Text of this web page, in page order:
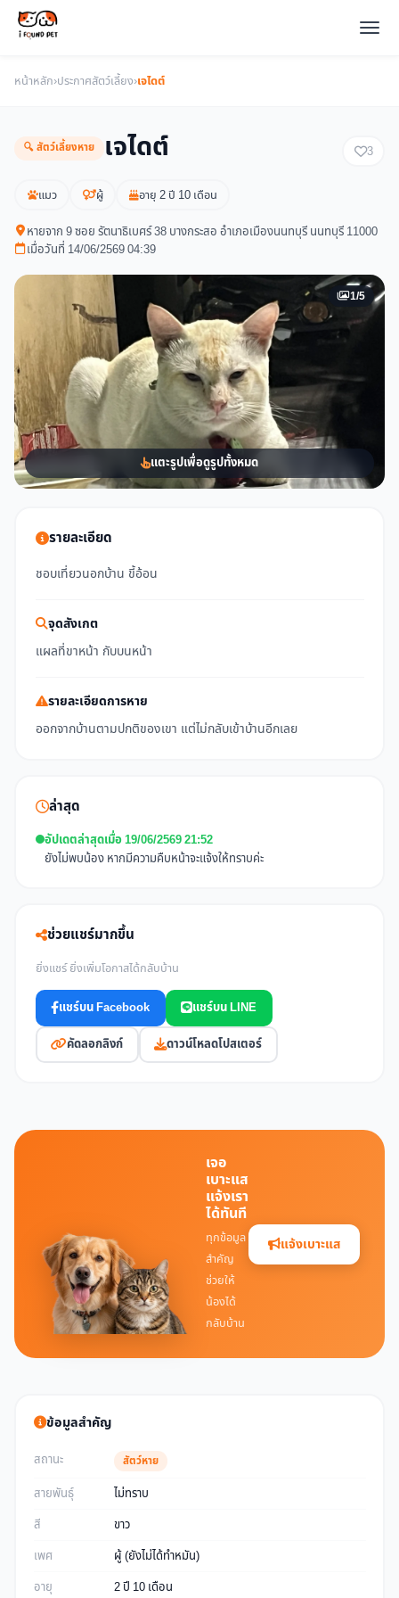
หน้าหลัก›ประกาศสัตว์เลี้ยง›เจไดต์
🔍 สัตว์เลี้ยงหาย เจไดต์ 3
แมว ผู้ อายุ 2 ปี 10 เดือน
หายจาก 9 ซอย รัตนาธิเบศร์ 38 บางกระสอ อำเภอเมืองนนทบุรี นนทบุรี 11000
เมื่อวันที่ 14/06/2569 04:39
1/5
แตะรูปเพื่อดูรูปทั้งหมด
รายละเอียด
ชอบเที่ยวนอกบ้าน ขี้อ้อน
จุดสังเกต
แผลที่ขาหน้า กับบนหน้า
รายละเอียดการหาย
ออกจากบ้านตามปกติของเขา แต่ไม่กลับเข้าบ้านอีกเลย
ล่าสุด
อัปเดตล่าสุดเมื่อ 19/06/2569 21:52
ยังไม่พบน้อง หากมีความคืบหน้าจะแจ้งให้ทราบค่ะ
ช่วยแชร์มากขึ้น
ยิ่งแชร์ ยิ่งเพิ่มโอกาสได้กลับบ้าน
แชร์บน Facebook แชร์บน LINE
คัดลอกลิงก์ ดาวน์โหลดโปสเตอร์
เจอ
เบาะแส
แจ้งเรา
ได้ทันที
ทุกข้อมูล
สำคัญ
ช่วยให้
น้องได้
กลับบ้าน
แจ้งเบาะแส
ข้อมูลสำคัญ
สถานะ สัตว์หาย
สายพันธุ์
ไม่ทราบ
สี
ขาว
เพศ
ผู้ (ยังไม่ได้ทำหมัน)
อายุ
2 ปี 10 เดือน